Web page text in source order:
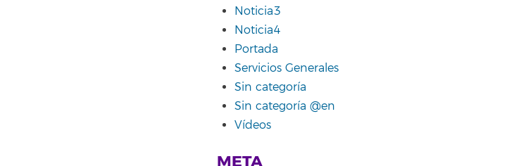
Noticia3
Noticia4
Portada
Servicios Generales
Sin categoría
Sin categoría @en
Vídeos
META